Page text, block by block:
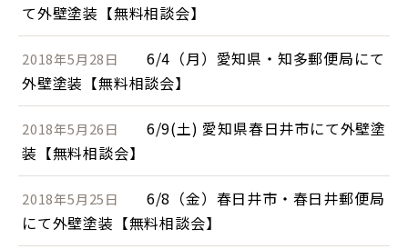
て外壁塗装【無料相談会】
2018年5月28日
6/4（月）愛知県・知多郵便局にて
外壁塗装【無料相談会】
2018年5月26日
6/9(土) 愛知県春日井市にて外壁塗
装【無料相談会】
2018年5月25日
6/8（金）春日井市・春日井郵便局
にて外壁塗装【無料相談会】